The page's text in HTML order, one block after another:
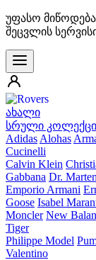
უფასო
შეცვლის
ახალი
სრული
Adidas Alohas
Cucinelli
Calvin Klein
Gabbana Dr.
Emporio Armani
Goose Isabel
Moncler New
Tiger
Philippe Model
Valentino